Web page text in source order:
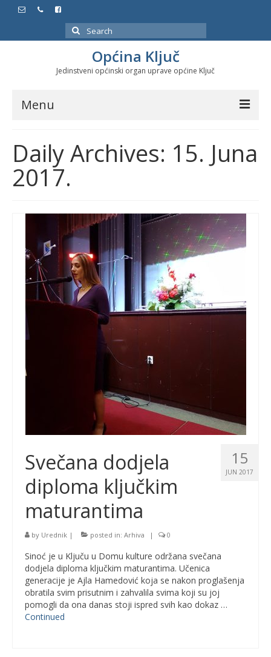
Search
for:
Općina Ključ
Jedinstveni općinski organ uprave općine Ključ
Menu
Službeni glasnici
Javne nabavke
Značajni datumi i manifestacije
Program energetske efikasnosti u stambenom
sektoru
Daily Archives: 15. Juna
2017.
15
JUN 2017
Svečana dodjela
diploma ključkim
maturantima
by Urednik | posted in: Arhiva | 0
Sinoć je u Ključu u Domu kulture održana svečana
dodjela diploma ključkim maturantima. Učenica
generacije je Ajla Hamedović koja se nakon proglašenja
obratila svim prisutnim i zahvalila svima koji su joj
pomogli da ona danas stoji ispred svih kao dokaz …
Continued